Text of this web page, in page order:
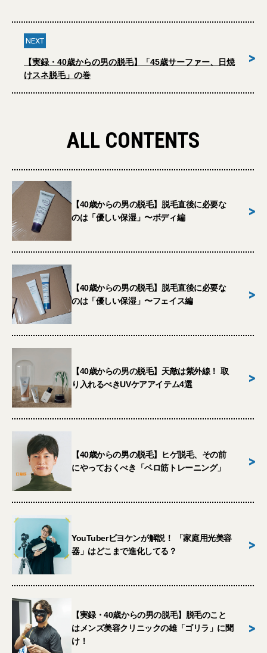
NEXT
【実録・40歳からの男の脱毛】「45歳サーファー、日焼
けスネ脱毛」の巻
>
ALL CONTENTS
【40歳からの男の脱毛】脱毛直後に必要な
のは「優しい保湿」〜ボディ編
>
【40歳からの男の脱毛】脱毛直後に必要な
のは「優しい保湿」〜フェイス編
>
【40歳からの男の脱毛】天敵は紫外線！ 取
り入れるべきUVケアアイテム4選
>
【40歳からの男の脱毛】ヒゲ脱毛、その前
にやっておくべき「ベロ筋トレーニング」
>
YouTuberビヨケンが解説！ 「家庭用光美容
器」はどこまで進化してる？
>
【実録・40歳からの男の脱毛】脱毛のこと
はメンズ美容クリニックの雄「ゴリラ」に聞
け！
>